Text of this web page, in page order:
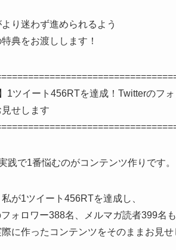
り迷わず進められるよう
典をお渡しします！
1ツイート456RTを達成！Twitterのフ
せします
践で1番悩むのがコンテンツ作りです。
が1ツイート456RTを達成し、
ォロワー388名、メルマガ読者399名
に作ったコンテンツをそのままお見せ